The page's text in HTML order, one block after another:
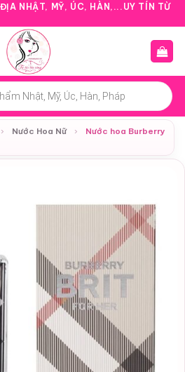
NHẬT, MỸ, ÚC, HÀN,...UY TÍN TỪ
› Nước Hoa Nữ ›
Nước hoa Burberry